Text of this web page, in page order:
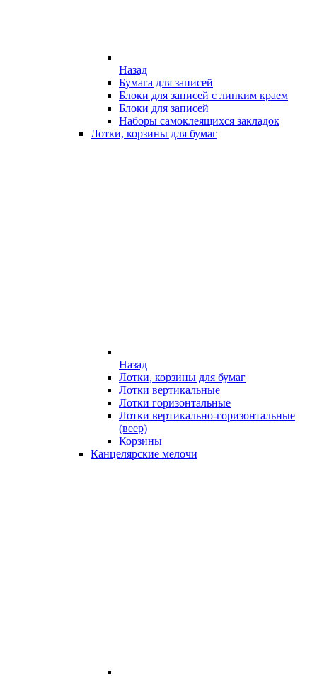
Назад
Бумага для записей
Блоки для записей с липким краем
Блоки для записей
Наборы самоклеящихся закладок
Лотки, корзины для бумаг
Назад
Лотки, корзины для бумаг
Лотки вертикальные
Лотки горизонтальные
Лотки вертикально-горизонтальные
(веер)
Корзины
Канцелярские мелочи